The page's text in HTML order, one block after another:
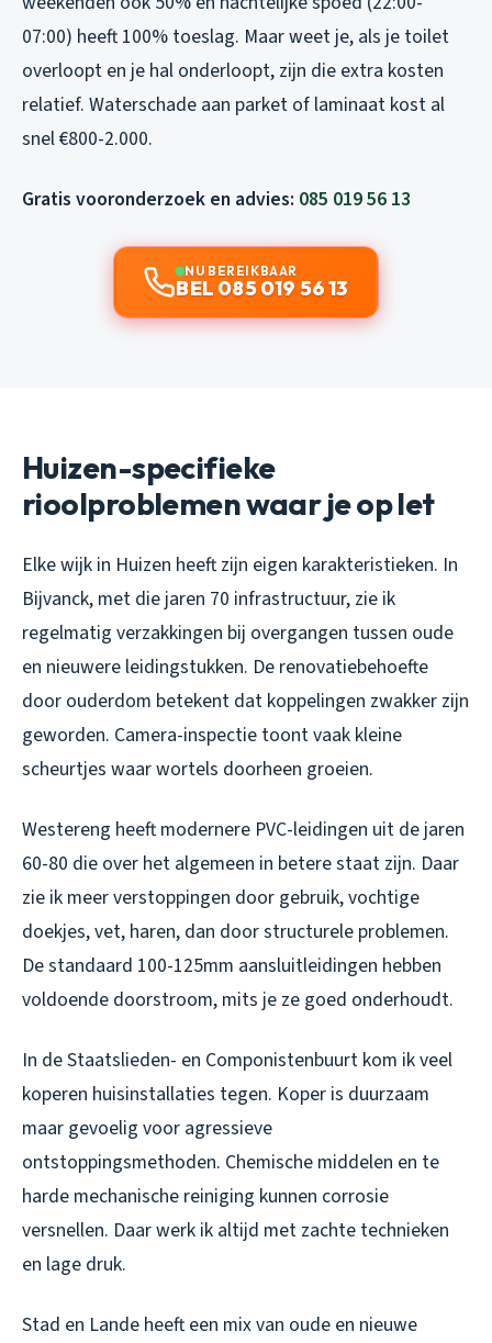
07:00) heeft 100% toeslag. Maar weet je, als je toilet
overloopt en je hal onderloopt, zijn die extra kosten
relatief. Waterschade aan parket of laminaat kost al
snel €800-2.000.
Gratis vooronderzoek en advies: 085 019 56 13
NU BEREIKBAAR
BEL 085 019 56 13
Huizen-specifieke
rioolproblemen waar je op let
Elke wijk in Huizen heeft zijn eigen karakteristieken. In
Bijvanck, met die jaren 70 infrastructuur, zie ik
regelmatig verzakkingen bij overgangen tussen oude
en nieuwere leidingstukken. De renovatiebehoefte
door ouderdom betekent dat koppelingen zwakker zijn
geworden. Camera-inspectie toont vaak kleine
scheurtjes waar wortels doorheen groeien.
Westereng heeft modernere PVC-leidingen uit de jaren
60-80 die over het algemeen in betere staat zijn. Daar
zie ik meer verstoppingen door gebruik, vochtige
doekjes, vet, haren, dan door structurele problemen.
De standaard 100-125mm aansluitleidingen hebben
voldoende doorstroom, mits je ze goed onderhoudt.
In de Staatslieden- en Componistenbuurt kom ik veel
koperen huisinstallaties tegen. Koper is duurzaam
maar gevoelig voor agressieve
ontstoppingsmethoden. Chemische middelen en te
harde mechanische reiniging kunnen corrosie
versnellen. Daar werk ik altijd met zachte technieken
en lage druk.
Stad en Lande heeft een mix van oude en nieuwe